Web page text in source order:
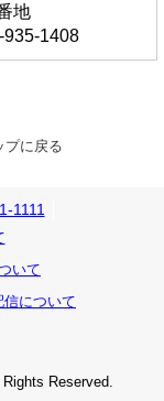
地
935-1408
プに戻る
1111
いて
信について
Reserved.